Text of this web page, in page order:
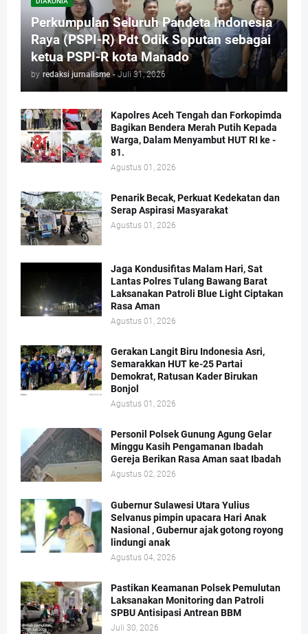
Perkumpulan Seluruh Pandeta Indonesia
Raya (PSPI-R) Pdt Odik Soputan sebagai
ketua PSPI-R kota Manado
by redaksi jurnalisme - Juli 31, 2026
Kapolres Aceh Tengah dan Forkopimda
Bagikan Bendera Merah Putih Kepada
Warga, Dalam Menyambut HUT RI ke -
81.
Agustus 01, 2026
Penarik Becak, Perkuat Kedekatan dan
Serap Aspirasi Masyarakat
Agustus 01, 2026
Jaga Kondusifitas Malam Hari, Sat
Lantas Polres Tulang Bawang Barat
Laksanakan Patroli Blue Light Ciptakan
Rasa Aman
Agustus 01, 2026
Gerakan Langit Biru Indonesia Asri,
Semarakkan HUT ke-25 Partai
Demokrat, Ratusan Kader Birukan
Bonjol
Agustus 01, 2026
Personil Polsek Gunung Agung Gelar
Minggu Kasih Pengamanan Ibadah
Gereja Berikan Rasa Aman saat Ibadah
Agustus 02, 2026
Gubernur Sulawesi Utara Yulius
Selvanus pimpin upacara Hari Anak
Nasional , Gubernur ajak gotong royong
lindungi anak
Agustus 04, 2026
Pastikan Keamanan Polsek Pemulutan
Laksanakan Monitoring dan Patroli
SPBU Antisipasi Antrean BBM
Juli 30, 2026